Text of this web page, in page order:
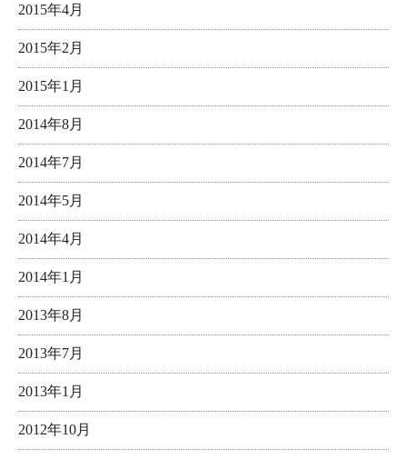
2015年4月
2015年2月
2015年1月
2014年8月
2014年7月
2014年5月
2014年4月
2014年1月
2013年8月
2013年7月
2013年1月
2012年10月